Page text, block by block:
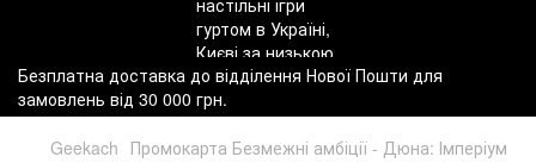
Безплатна доставка до відділення Нової Пошти для
замовлень від 30 000 грн.
Geekach Промокарта Безмежні амбіції - Дюна: Імперіум